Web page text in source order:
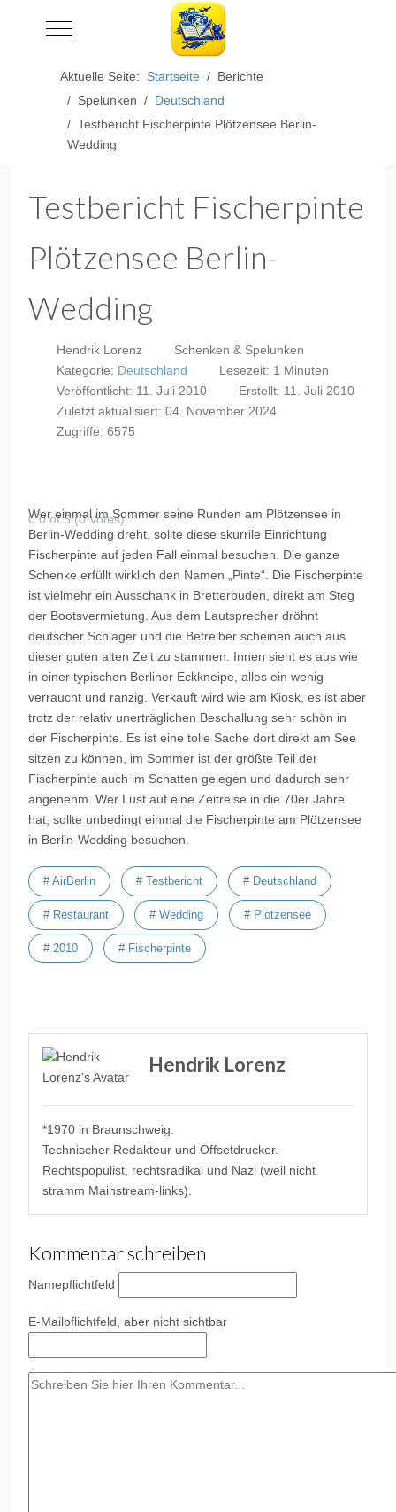
Mobile Menu Toggle
Aktuelle Seite: Startseite
Berichte
Spelunken
Deutschland
Testbericht Fischerpinte Plötzensee Berlin-
Wedding
Testbericht Fischerpinte
Plötzensee Berlin-
Wedding
Hendrik Lorenz
Schenken & Spelunken
Kategorie: Deutschland
Lesezeit: 1 Minuten
Veröffentlicht: 11. Juli 2010
Erstellt: 11. Juli 2010
Zuletzt aktualisiert: 04. November 2024
Zugriffe: 6575
0.0 of 5 (0 Votes)
Wer einmal im Sommer seine Runden am Plötzensee in
Berlin-Wedding dreht, sollte diese skurrile Einrichtung
Fischerpinte auf jeden Fall einmal besuchen. Die ganze
Schenke erfüllt wirklich den Namen „Pinte“. Die Fischerpinte
ist vielmehr ein Ausschank in Bretterbuden, direkt am Steg
der Bootsvermietung. Aus dem Lautsprecher dröhnt
deutscher Schlager und die Betreiber scheinen auch aus
dieser guten alten Zeit zu stammen. Innen sieht es aus wie
in einer typischen Berliner Eckkneipe, alles ein wenig
verraucht und ranzig. Verkauft wird wie am Kiosk, es ist aber
trotz der relativ unerträglichen Beschallung sehr schön in
der Fischerpinte. Es ist eine tolle Sache dort direkt am See
sitzen zu können, im Sommer ist der größte Teil der
Fischerpinte auch im Schatten gelegen und dadurch sehr
angenehm. Wer Lust auf eine Zeitreise in die 70er Jahre
hat, sollte unbedingt einmal die Fischerpinte am Plötzensee
in Berlin-Wedding besuchen.
# AirBerlin # Testbericht # Deutschland
# Restaurant # Wedding # Plötzensee
# 2010 # Fischerpinte
Hendrik Lorenz
*1970 in Braunschweig.
Technischer Redakteur und Offsetdrucker.
Rechtspopulist, rechtsradikal und Nazi (weil nicht
stramm Mainstream-links).
Kommentar schreiben
Namepflichtfeld
E-Mailpflichtfeld, aber nicht sichtbar